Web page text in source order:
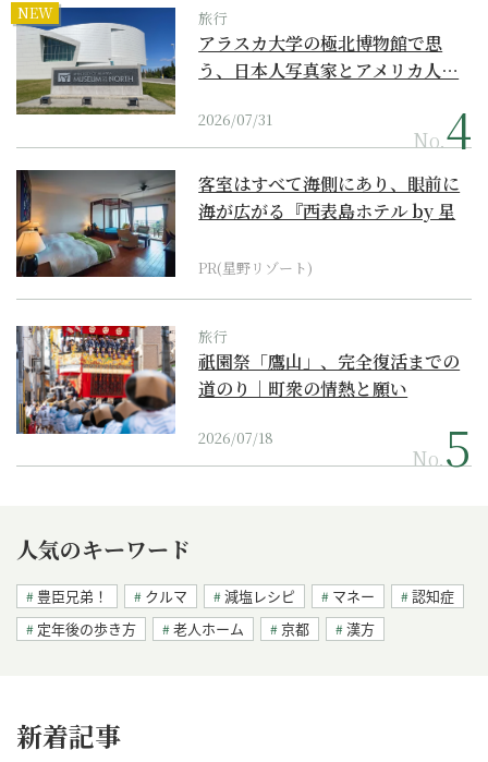
NEW 旅行
アラスカ大学の極北博物館で思
う、日本人写真家とアメリカ人…
2026/07/31
No.
客室はすべて海側にあり、眼前に
海が広がる『西表島ホテル by 星
PR(星野リゾート)
旅行
祇園祭「鷹山」、完全復活までの
道のり｜町衆の情熱と願い
2026/07/18
No.
人気のキーワード
豊臣兄弟！ クルマ 減塩レシピ マネー
認知症
定年後の歩き方
老人ホーム 京都 漢方
新着記事